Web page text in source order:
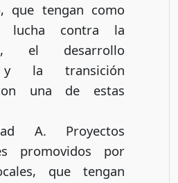
que tengan como
lucha contra la
el desarrollo
y la transición
una de estas
A. Proyectos
promovidos por
que tengan